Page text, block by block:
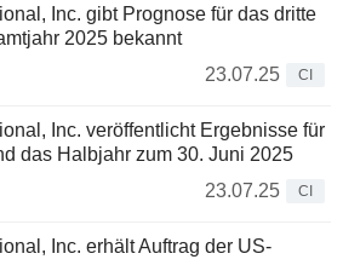
Inc. gibt Prognose für das dritte
2025 bekannt
23.07.25
CI
Inc. veröffentlicht Ergebnisse für
das Halbjahr zum 30. Juni 2025
23.07.25
CI
Inc. erhält Auftrag der US-